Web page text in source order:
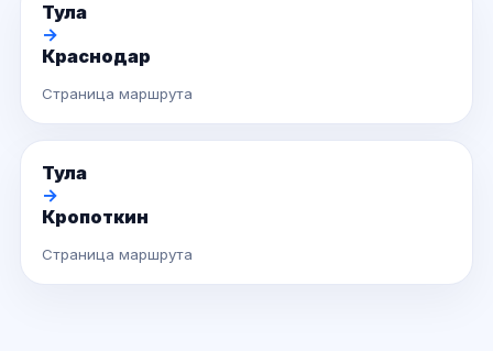
Тула
→
Краснодар
Страница маршрута
Тула
→
Кропоткин
Страница маршрута